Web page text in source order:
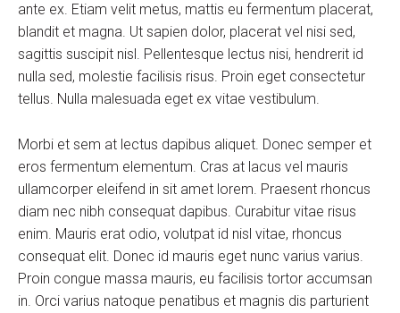
ante ex. Etiam velit metus, mattis eu fermentum placerat,
blandit et magna. Ut sapien dolor, placerat vel nisi sed,
sagittis suscipit nisl. Pellentesque lectus nisi, hendrerit id
nulla sed, molestie facilisis risus. Proin eget consectetur
tellus. Nulla malesuada eget ex vitae vestibulum.
Morbi et sem at lectus dapibus aliquet. Donec semper et
eros fermentum elementum. Cras at lacus vel mauris
ullamcorper eleifend in sit amet lorem. Praesent rhoncus
diam nec nibh consequat dapibus. Curabitur vitae risus
enim. Mauris erat odio, volutpat id nisl vitae, rhoncus
consequat elit. Donec id mauris eget nunc varius varius.
Proin congue massa mauris, eu facilisis tortor accumsan
in. Orci varius natoque penatibus et magnis dis parturient